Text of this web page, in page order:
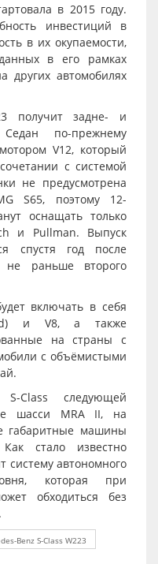
в 2015 году.
инвестиций в
в их окупаемости,
в его рамках
других автомобилях
получит задне- и
по-прежнему
V12, который
с системой
не предусмотрена
S65, поэтому 12-
оснащать только
и Pullman. Выпуск
спустя год после
не раньше второго
включать в себя
и V8, а также
на страны с
с объёмистыми
Class следующей
шасси MRA II, на
габаритные машины
Как стало известно
систему автономного
которая при
обходиться без
Benz S-Class W223